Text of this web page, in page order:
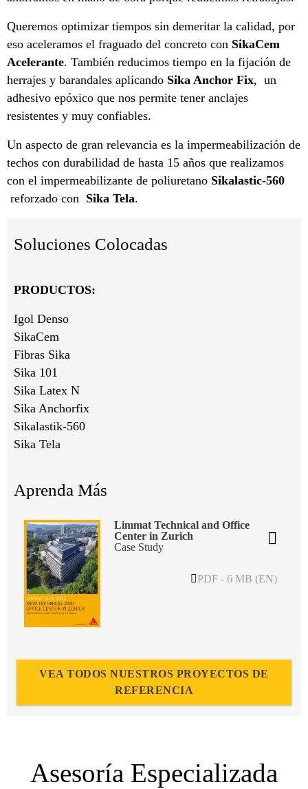
Queremos optimizar tiempos sin demeritar la calidad, por
eso aceleramos el fraguado del concreto con SikaCem
Acelerante. También reducimos tiempo en la fijación de
herrajes y barandales aplicando Sika Anchor Fix, un
adhesivo epóxico que nos permite tener anclajes
resistentes y muy confiables.
Un aspecto de gran relevancia es la impermeabilización de
techos con durabilidad de hasta 15 años que realizamos
con el impermeabilizante de poliuretano Sikalastic-560
reforzado con Sika Tela.
Soluciones Colocadas
PRODUCTOS:
Igol Denso
SikaCem
Fibras Sika
Sika 101
Sika Latex N
Sika Anchorfix
Sikalastik-560
Sika Tela
Aprenda Más
Limmat Technical and Office
Center in Zurich
Case Study
PDF - 6 MB (EN)
VEA TODOS NUESTROS PROYECTOS DE
REFERENCIA
Asesoría Especializada